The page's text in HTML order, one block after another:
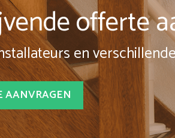
offerte
en
AANVRAGEN